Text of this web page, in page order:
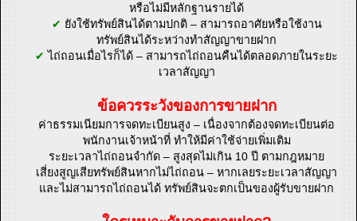
หรือไม่มีหลักฐานรายได้
✔ ยังใช้ทรัพย์สินได้ตามปกติ – สามารถอาศัยหรือใช้งาน
ทรัพย์สินได้ระหว่างทำสัญญาขายฝาก
✔ ไถ่ถอนเมื่อไรก็ได้ – สามารถไถ่ถอนคืนได้ตลอดภายในระยะ
เวลาสัญญา
ข้อควรระวังของการขายฝาก
ค่าธรรมเนียมการจดทะเบียนสูง – เนื่องจากต้องจดทะเบียนต่อ
พนักงานเจ้าหน้าที่ ทำให้มีค่าใช้จ่ายเพิ่มเติม
ระยะเวลาไถ่ถอนจำกัด – สูงสุดไม่เกิน 10 ปี ตามกฎหมาย
เสี่ยงสูญเสียทรัพย์สินหากไม่ไถ่ถอน – หากเลยระยะเวลาสัญญา
และไม่สามารถไถ่ถอนได้ ทรัพย์สินจะตกเป็นของผู้รับขายฝาก